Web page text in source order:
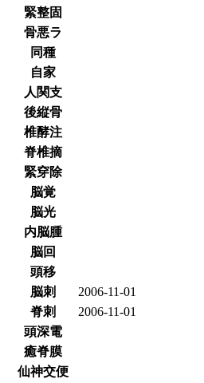
緊整固
骨悪ラ
同種
自家
人関支
後縦骨
椎酵注
脊椎摘
緊穿除
脳覚
脳光
内脳腫
脳回
頭移
脳刺
2006-11-01
脊刺
2006-11-01
頭深電
癒脊膜
仙神交便